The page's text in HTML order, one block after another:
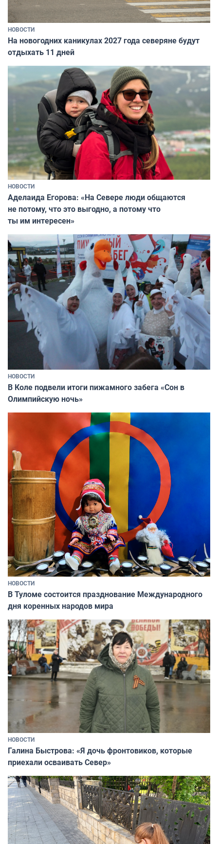
НОВОСТИ
На новогодних каникулах 2027 года северяне будут
отдыхать 11 дней
НОВОСТИ
Аделаида Егорова: «На Севере люди общаются
не потому, что это выгодно, а потому что
ты им интересен»
НОВОСТИ
В Коле подвели итоги пижамного забега «Сон в
Олимпийскую ночь»
НОВОСТИ
В Туломе состоится празднование Международного
дня коренных народов мира
НОВОСТИ
Галина Быстрова: «Я дочь фронтовиков, которые
приехали осваивать Север»